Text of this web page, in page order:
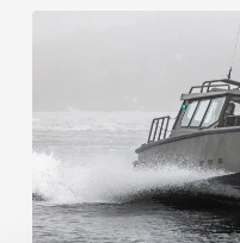
(SOFF)